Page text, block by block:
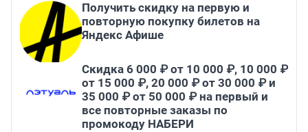
Получить скидку на первую и
повторную покупку билетов на
Яндекс Афише
Скидка 6 000 ₽ от 10 000 ₽, 10 000 ₽
от 15 000 ₽, 20 000 ₽ от 30 000 ₽ и
35 000 ₽ от 50 000 ₽ на первый и
все повторные заказы по
промокоду НАБЕРИ